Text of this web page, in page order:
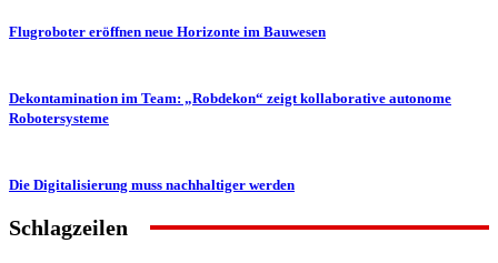
Flugroboter eröffnen neue Horizonte im Bauwesen
Dekontamination im Team: „Robdekon“ zeigt kollaborative autonome
Robotersysteme
Die Digitalisierung muss nachhaltiger werden
Schlagzeilen